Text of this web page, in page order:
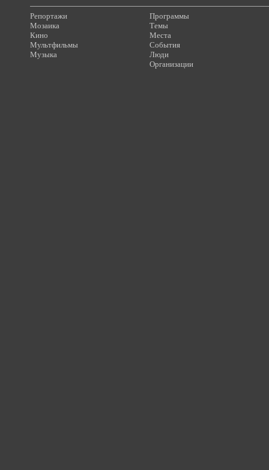
Репортажи
Мозаика
Кино
Мультфильмы
Музыка
Программы
Темы
Места
События
Люди
Организации